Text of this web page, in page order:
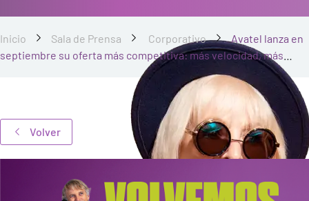
Inicio Sala de Prensa Corporativo
Avatel lanza en
septiembre su oferta más competitiva: más velocidad, más
Volver